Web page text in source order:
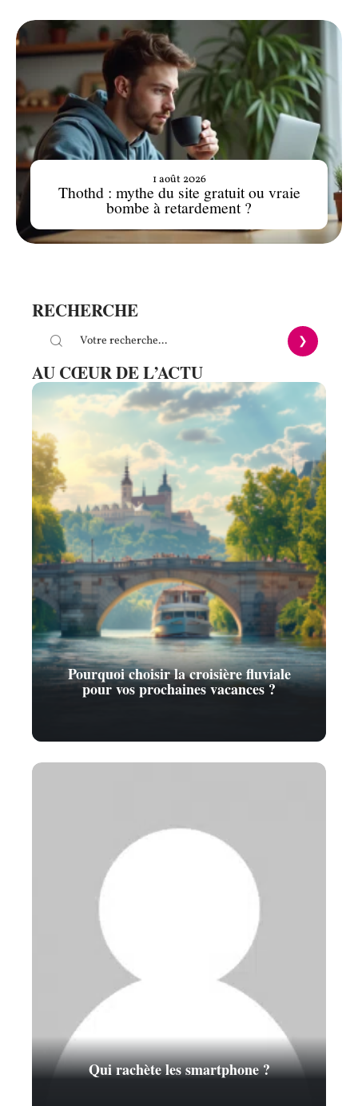
Thothd : mythe du site gratuit ou vraie
bombe à retardement ?
1 août 2026
RECHERCHE
AU CŒUR DE L’ACTU
Pourquoi choisir la croisière fluviale
pour vos prochaines vacances ?
Qui rachète les smartphone ?